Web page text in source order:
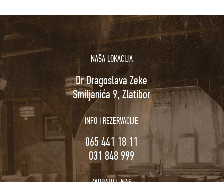
NAŠA LOKACIJA
Dr Dragoslava Zeke
Smiljanića 9, Zlatibor
INFO I REZERVACIJE
065 441 18 11
031 848 999